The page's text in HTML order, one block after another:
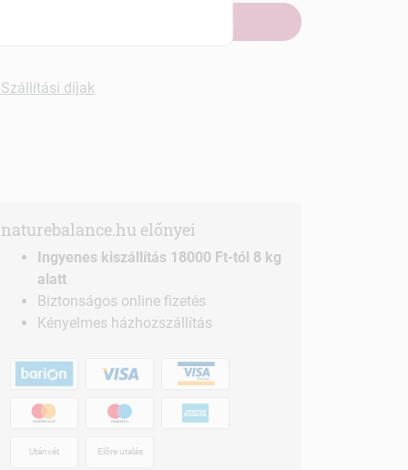
Szállítási díjak
naturebalance.hu előnyei
Ingyenes kiszállítás 18000 Ft-tól 8 kg
alatt
Biztonságos online fizetés
Kényelmes házhozszállítás
Utánvét Előre utalás